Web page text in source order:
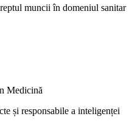
muncii în domeniul sanitar
Medicină
și responsabile a inteligenței